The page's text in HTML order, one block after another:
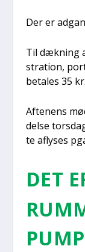
Der er
Til dæk­ning
stra­tion,
beta­les 35
Afte­nens
del­se
te afly­ses
DET